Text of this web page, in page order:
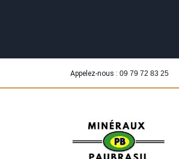
Appelez-nous : 09 79 72 83 25